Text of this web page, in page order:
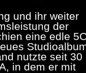
und ihr weiter
der
eine edle
nutzte seit 30
in dem er mit